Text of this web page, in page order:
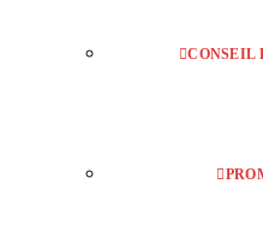
CONSEIL